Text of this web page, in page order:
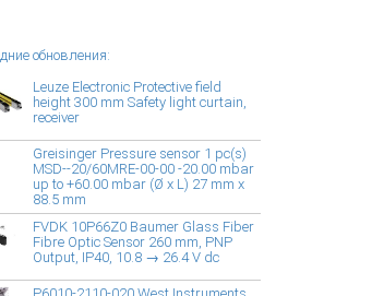
обновления:
Leuze Electronic Protective field
height 300 mm Safety light curtain,
receiver
Greisinger Pressure sensor 1 pc(s)
MSD--20/60MRE-00-00 -20.00 mbar
up to +60.00 mbar (Ø x L) 27 mm x
88.5 mm
FVDK 10P66Z0 Baumer Glass Fiber
Fibre Optic Sensor 260 mm, PNP
Output, IP40, 10.8 → 26.4 V dc